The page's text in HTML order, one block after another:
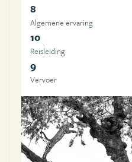
8
Algemene ervaring
10
Reisleiding
9
Vervoer